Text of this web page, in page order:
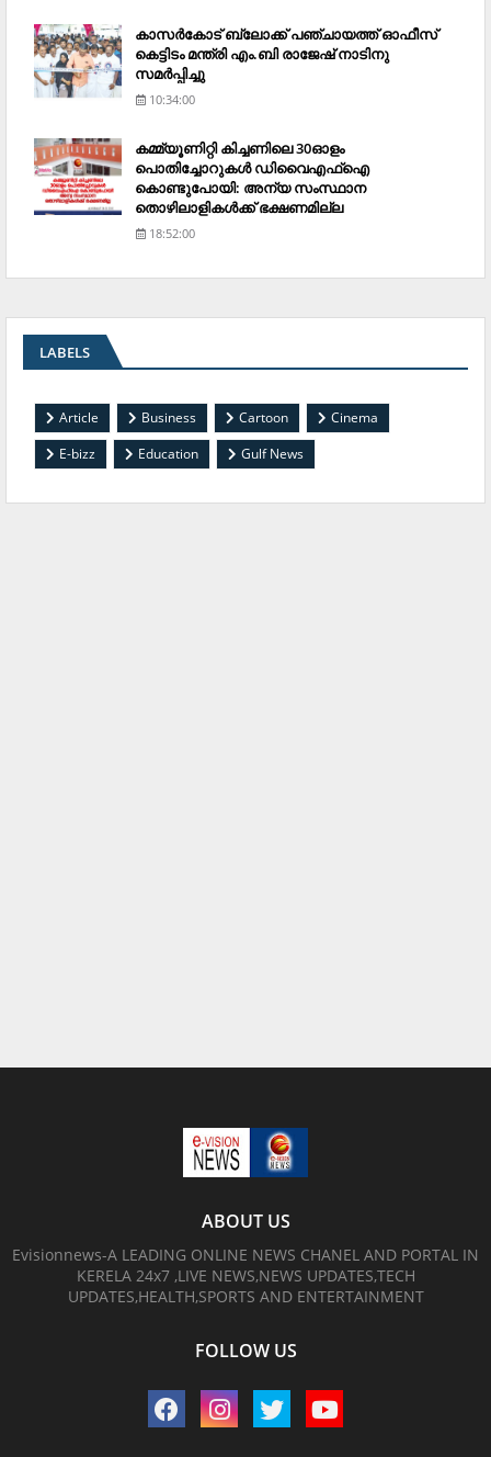
കാസര്‍കോട് ബ്ലോക്ക് പഞ്ചായത്ത് ഓഫീസ്
കെട്ടിടം മന്ത്രി എം.ബി രാജേഷ് നാടിനു
സമര്‍പ്പിച്ചു
10:34:00
കമ്മ്യൂണിറ്റി കിച്ചണിലെ 30ഓളം
പൊതിച്ചോറുകള്‍ ഡിവൈഎഫ്‌ഐ
കൊണ്ടുപോയി: അന്യ സംസ്ഥാന
തൊഴിലാളികള്‍ക്ക് ഭക്ഷണമില്ല
18:52:00
LABELS
Article Business Cartoon
Cinema
E-bizz
Education Gulf News
ABOUT US
Evisionnews-A LEADING ONLINE NEWS CHANEL AND PORTAL IN
KERELA 24x7 ,LIVE NEWS,NEWS UPDATES,TECH
UPDATES,HEALTH,SPORTS AND ENTERTAINMENT
FOLLOW US